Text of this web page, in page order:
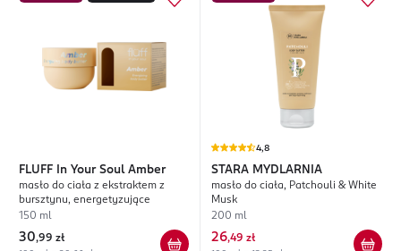
FLUFF In Your Soul Amber
masło do ciała z ekstraktem z
bursztynu, energetyzujące
150 ml
30,99 zł
4,8
STARA MYDLARNIA
masło do ciała, Patchouli & White
Musk
200 ml
26,49 zł